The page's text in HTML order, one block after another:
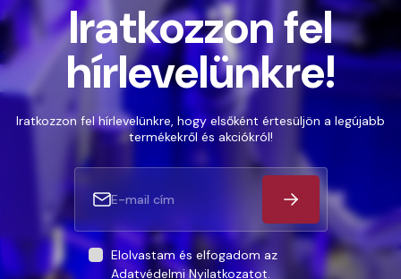
Iratkozzon fel
hírlevelünkre!
Iratkozzon fel hírlevelünkre, hogy elsőként értesüljön a legújabb
termékekről és akciókról!
Elolvastam és elfogadom az
Adatvédelmi Nyilatkozatot.